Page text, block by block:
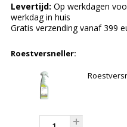
Levertijd: Op werkdagen
werkdag in huis
Gratis verzending vanaf 399
Roestversneller: